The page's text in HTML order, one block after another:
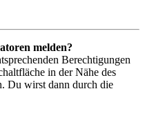
melden?
Berechtigungen
in der Nähe des
Du wirst dann durch die